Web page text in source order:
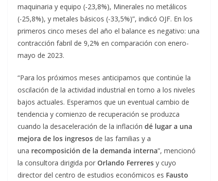
maquinaria y equipo (-23,8%), Minerales no metálicos
(-25,8%), y metales básicos (-33,5%)”, indicó OJF. En los
primeros cinco meses del año el balance es negativo: una
contracción fabril de 9,2% en comparación con enero-
mayo de 2023.
“Para los próximos meses anticipamos que continúe la
oscilación de la actividad industrial en torno a los niveles
bajos actuales. Esperamos que un eventual cambio de
tendencia y comienzo de recuperación se produzca
cuando la desaceleración de la inflación dé lugar a una
mejora de los ingresos de las familias y a
una recomposición de la demanda interna”, mencionó
la consultora dirigida por Orlando Ferreres y cuyo
director del centro de estudios económicos es Fausto